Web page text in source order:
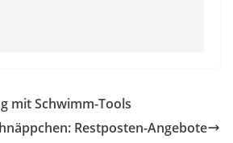
mit Schwimm-Tools
Restposten-Angebote